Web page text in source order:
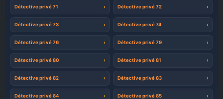
Détective privé 71 Détective privé 72
Détective privé 73 Détective privé 74
Détective privé 76 Détective privé 79
Détective privé 80 Détective privé 81
Détective privé 82 Détective privé 83
Détective privé 84 Détective privé 85